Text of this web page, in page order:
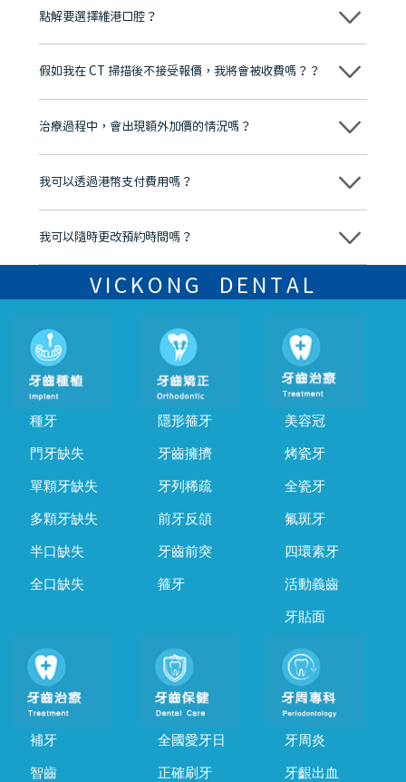
點解要選擇維港口腔？
維港口腔踐行「醫道濟世」的大學校訓，各分院匯聚來自香港、內地的
牌」、「2025香港企業領袖品牌」，是諾貝爾種植系統全球放心植牙中
至今已服務超過三十個國家和地區的顧客，受到粵港澳大灣區及周邊城
市市民極高的口碑評價及信任推薦 珠海、深圳設有八大分院，香港亦設
有咨詢及服務保障中心，有任何問題都可以隨時預約免費咨詢，讓人十
假如我在 CT 掃描後不接受報價，我將會被收費嗎？？
不會！只要未開始實際服務之前，你不會被收取任何費用。
治療過程中，會出現額外加價的情況嗎？
不會，治療前我們會詳細說明治療方案及對應的價錢，顧客同意並簽字
我可以透過港幣支付費用嗎？
可以。維港口腔會按照當日匯率轉算收取費用，而匯率會及時告知客人
我可以隨時更改預約時間嗎？
可以，請盡早通過wechat或whatsapp聯絡我們，告知我們你原本預約
的時間及資料，並且重新預約的日期及時段
VICKONG DENTAL
種牙
門牙缺失
單顆牙缺失
多顆牙缺失
半口缺失
全口缺失
隱形箍牙
牙齒擁擠
牙列稀疏
前牙反頜
牙齒前突
箍牙
美容冠
烤瓷牙
全瓷牙
氟斑牙
四環素牙
活動義齒
牙貼面
補牙
智齒
全國愛牙日
正確刷牙
牙周炎
牙齦出血